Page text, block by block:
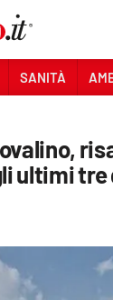
SANITÀ
ultimi